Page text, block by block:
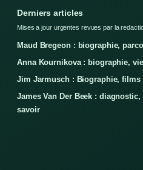
Derniers articles
Mises a jour urgentes revues par la
Maud Bregeon : biographie,
Anna Kournikova : biographie,
Jim Jarmusch : Biographie, films
James Van Der Beek :
savoir